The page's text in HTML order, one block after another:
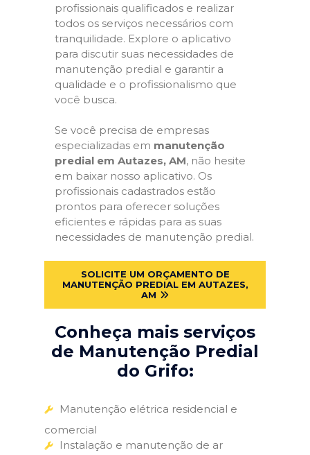
profissionais qualificados e realizar
todos os serviços necessários com
tranquilidade. Explore o aplicativo
para discutir suas necessidades de
manutenção predial e garantir a
qualidade e o profissionalismo que
você busca.
Se você precisa de empresas
especializadas em manutenção
predial em Autazes, AM, não hesite
em baixar nosso aplicativo. Os
profissionais cadastrados estão
prontos para oferecer soluções
eficientes e rápidas para as suas
necessidades de manutenção predial.
SOLICITE UM ORÇAMENTO DE
MANUTENÇÃO PREDIAL EM AUTAZES,
AM
Conheça mais serviços
de Manutenção Predial
do Grifo:
Manutenção elétrica residencial e
comercial
Instalação e manutenção de ar